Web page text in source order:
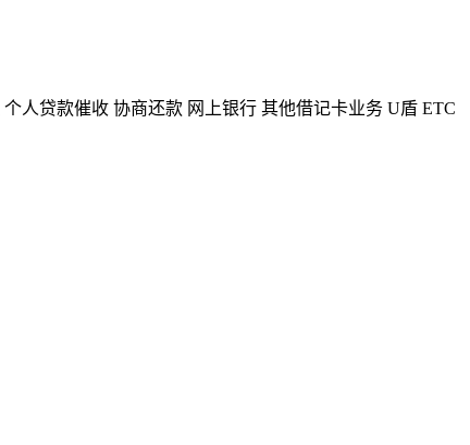
个人贷款催收 协商还款 网上银行 其他借记卡业务 U盾 ETC